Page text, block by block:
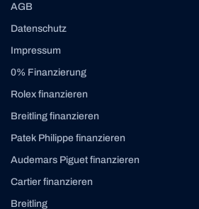
AGB
Datenschutz
Impressum
0% Finanzierung
Rolex finanzieren
Breitling finanzieren
Patek Philippe finanzieren
Audemars Piguet finanzieren
Cartier finanzieren
Breitling